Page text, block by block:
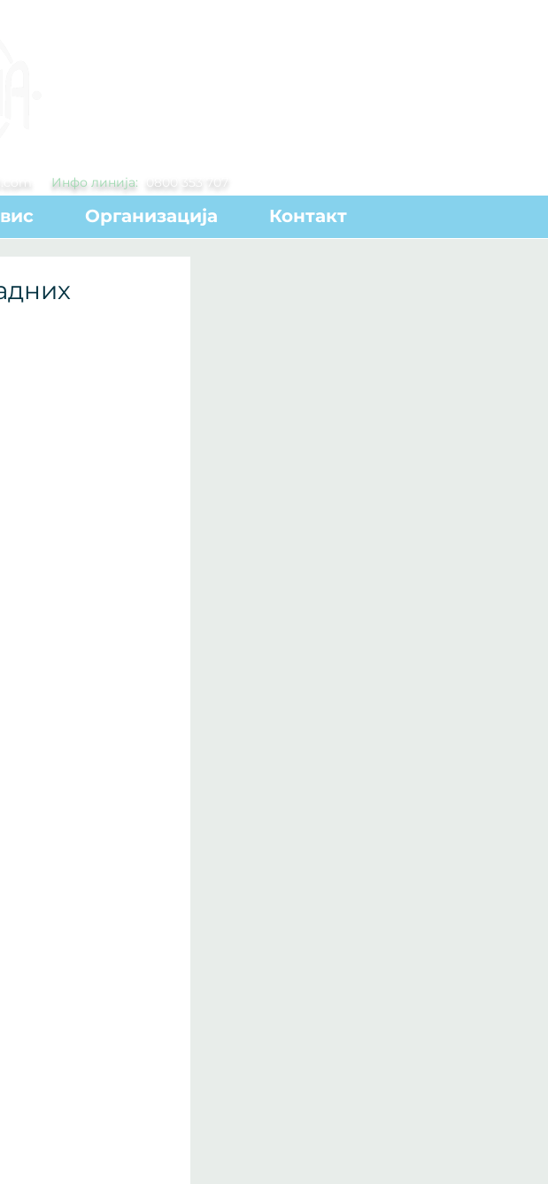
Инфо линија: 0800 353 707
Организација Контакт